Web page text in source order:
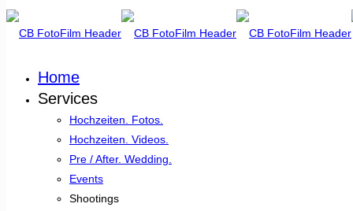
Home
Services
Hochzeiten. Fotos.
Hochzeiten. Videos.
Pre / After. Wedding.
Events
Shootings